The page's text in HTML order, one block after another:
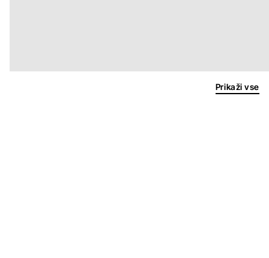
Prikaži vse